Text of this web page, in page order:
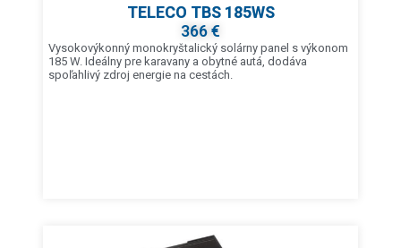
TELECO TBS 185WS
366 €
Vysokovýkonný monokryštalický solárny panel s výkonom
185 W. Ideálny pre karavany a obytné autá, dodáva
spoľahlivý zdroj energie na cestách.